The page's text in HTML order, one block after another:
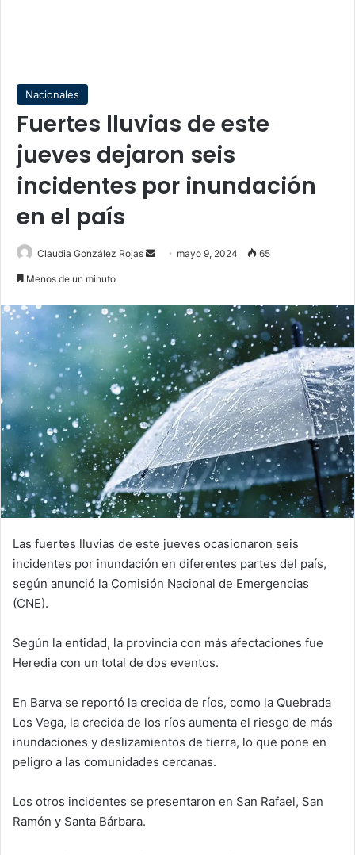
Nacionales
Fuertes lluvias de este
jueves dejaron seis
incidentes por inundación
en el país
Claudia González Rojas
Send mayo 9, 2024 65
Menos de un minuto
Las fuertes lluvias de este jueves ocasionaron seis
incidentes por inundación en diferentes partes del país,
según anunció la Comisión Nacional de Emergencias
(CNE).
Según la entidad, la provincia con más afectaciones fue
Heredia con un total de dos eventos.
En Barva se reportó la crecida de ríos, como la Quebrada
Los Vega, la crecida de los ríos aumenta el riesgo de más
inundaciones y deslizamientos de tierra, lo que pone en
peligro a las comunidades cercanas.
Los otros incidentes se presentaron en San Rafael, San
Ramón y Santa Bárbara.